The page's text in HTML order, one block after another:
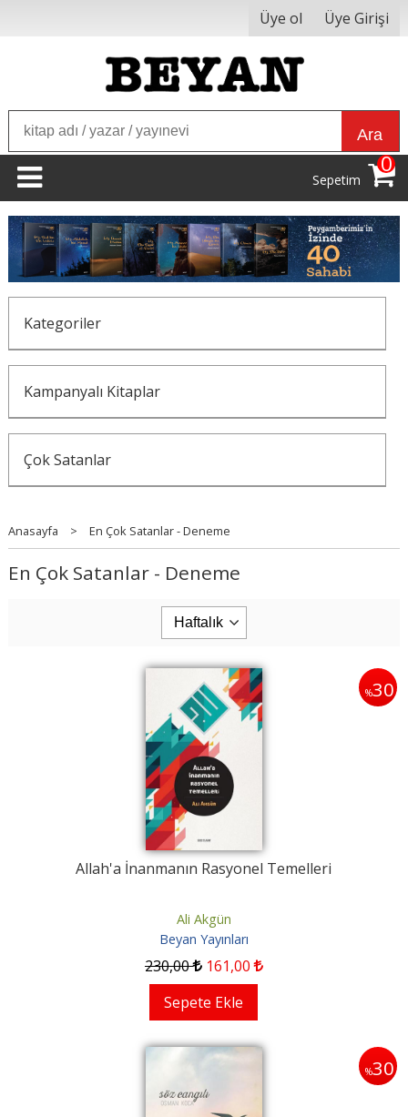
Üye ol Üye Girişi
Ara
Sepetim
0
Kategoriler
Kampanyalı Kitaplar
Çok Satanlar
Anasayfa > En Çok Satanlar - Deneme
En Çok Satanlar - Deneme
%30
Allah'a İnanmanın Rasyonel Temelleri
Ali Akgün
Beyan Yayınları
230,00 161,00
Sepete Ekle
%30